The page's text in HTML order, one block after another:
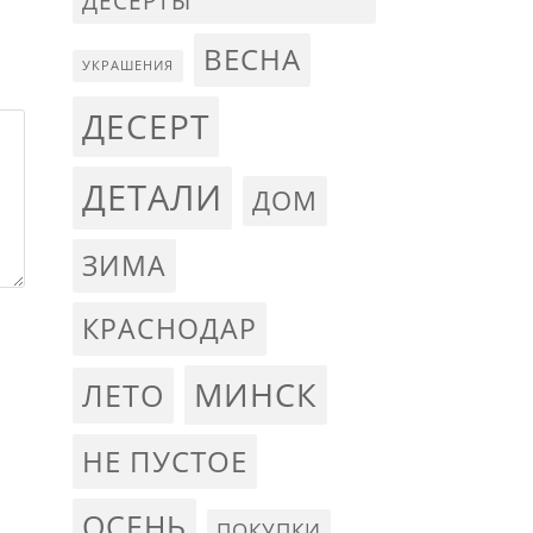
УКРАШЕНИЯ ВЕСНА
ДЕСЕРТ
ДЕТАЛИ ДОМ
ЗИМА
КРАСНОДАР
ЛЕТО МИНСК
НЕ ПУСТОЕ